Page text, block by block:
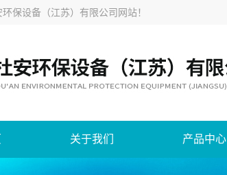
环保设备（江苏）有限公司网站！
关于我们 产品中心